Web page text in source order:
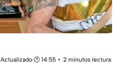
| Actualizado 🕑 14:55
2 minutos lectura